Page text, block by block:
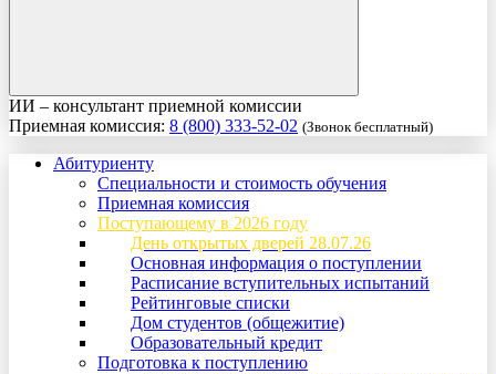
ИИ – консультант приемной комиссии
Приемная комиссия: 8 (800) 333-52-02 (Звонок бесплатный)
Абитуриенту
Специальности и стоимость обучения
Приемная комиссия
Поступающему в 2026 году
День открытых дверей 28.07.26
Основная информация о поступлении
Расписание вступительных испытаний
Рейтинговые списки
Дом студентов (общежитие)
Образовательный кредит
Подготовка к поступлению